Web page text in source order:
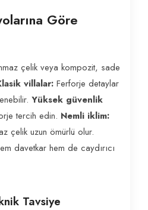
Göre
çelik veya kompozit, sade
villalar: Ferforje detaylar
Yüksek güvenlik
tercih edin. Nemli iklim:
çelik uzun ömürlü olur.
davetkar hem de caydırıcı
Tavsiye